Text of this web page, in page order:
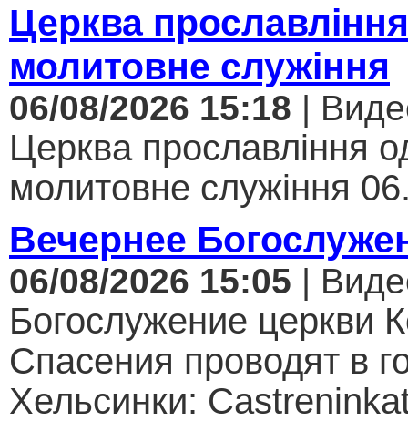
Церква
молитовне служіння
06/08/2026 15:18 |
Церква прославління
молитовне служіння
Вечернее
06/08/2026 15:05 |
Богослужение церкви
Спасения проводят в
Хельсинки: